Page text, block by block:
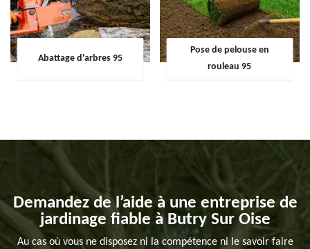
Abattage d'arbres 95
Pose de pelouse en
rouleau 95
Demandez de l’aide à une entreprise de
jardinage fiable à Butry Sur Oise
Au cas où vous ne disposez ni la compétence ni le savoir faire